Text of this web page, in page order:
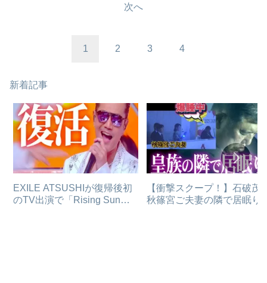
次へ
1 2 3 4
新着記事
EXILE ATSUSHIが復帰後初
のTV出演で「Rising Sun」
【衝撃スクープ！】石破茂
秋篠宮ご夫妻の隣で居眠り